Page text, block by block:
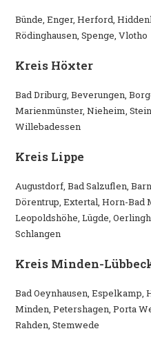
Bünde, Enger, Herford,
Rödinghausen, Spenge, Vlotho
Kreis Höxter
Bad Driburg, Beverungen,
Marienmünster, Nieheim,
Willebadessen
Kreis Lippe
Augustdorf, Bad Salzuflen,
Dörentrup, Extertal, Horn-Bad
Leopoldshöhe, Lügde,
Schlangen
Kreis Minden-
Bad Oeynhausen, Espelkamp,
Minden, Petershagen, Porta
Rahden, Stemwede